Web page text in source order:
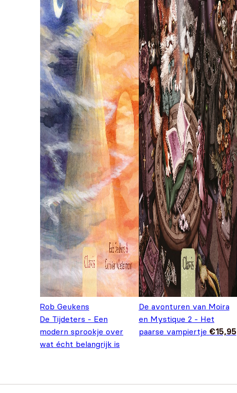
Rob Geukens
De Tijdeters - Een
modern sprookje over
wat écht belangrijk is
De avonturen van Moira
en Mystique 2 - Het
paarse vampiertje €15,95